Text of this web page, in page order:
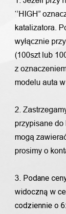
‘’HIGH”
katalizatora.
wyłącznie
(100szt lub
z
modelu auta
2.
przypisane
mogą
prosimy o
3. Podane
widoczną w
codziennie o